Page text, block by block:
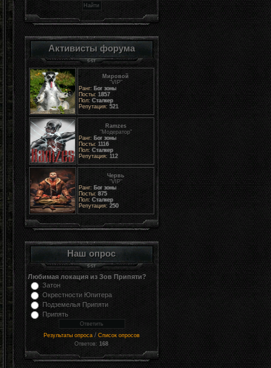
Активисты форума
Мировой
"VIP"
Ранг: Бог зоны
Посты: 1857
Пол: Сталкер
Репутация: 521
Ramzes
"Модератор"
Ранг: Бог зоны
Посты: 1116
Пол: Сталкер
Репутация: 112
Червь
"VIP"
Ранг: Бог зоны
Посты: 875
Пол: Сталкер
Репутация: 250
Наш опрос
Любимая локация из Зов Припяти?
Затон
Окрестности Юпитера
Подземелья Припяти
Припять
Результаты опроса / Список опросов
Ответов:168